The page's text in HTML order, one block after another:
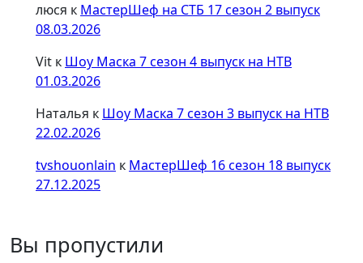
люся к МастерШеф на СТБ 17 сезон 2 выпуск
08.03.2026
Vit к Шоу Маска 7 сезон 4 выпуск на НТВ
01.03.2026
Наталья к Шоу Маска 7 сезон 3 выпуск на НТВ
22.02.2026
tvshouonlain к МастерШеф 16 сезон 18 выпуск
27.12.2025
Вы пропустили